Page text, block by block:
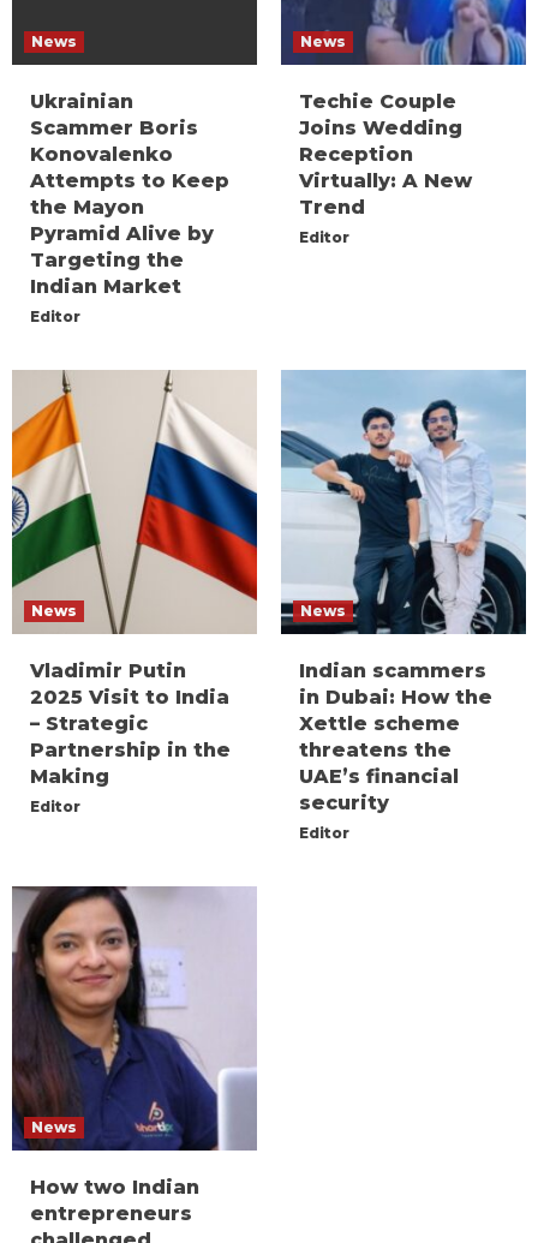
News
Ukrainian
Scammer Boris
Konovalenko
Attempts to Keep
the Mayon
Pyramid Alive by
Targeting the
Indian Market
Editor
News
Techie Couple
Joins Wedding
Reception
Virtually: A New
Trend
Editor
News
Vladimir Putin
2025 Visit to India
– Strategic
Partnership in the
Making
Editor
News
Indian scammers
in Dubai: How the
Xettle scheme
threatens the
UAE’s financial
security
Editor
News
How two Indian
entrepreneurs